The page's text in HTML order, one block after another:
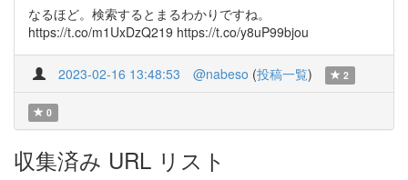
なるほど。検索するとまるわかりですね。
https://t.co/m1UxDzQ219 https://t.co/y8uP99bjou
2023-02-16 13:48:53 @nabeso (投稿一覧) 2
0
収集済み URL リスト